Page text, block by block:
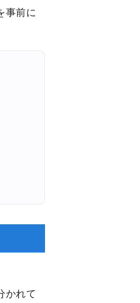
事前に
かれて